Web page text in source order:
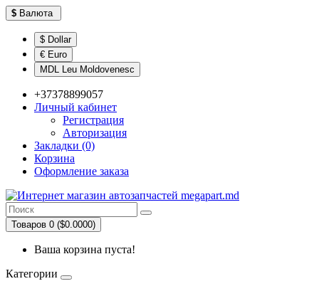
$ Валюта
$ Dollar
€ Euro
MDL Leu Moldovenesc
+37378899057
Личный кабинет
Регистрация
Авторизация
Закладки (0)
Корзина
Оформление заказа
Товаров 0 ($0.0000)
Ваша корзина пуста!
Категории